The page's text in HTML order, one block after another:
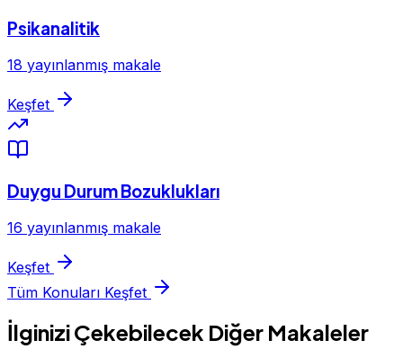
Psikanalitik
18 yayınlanmış makale
Keşfet
Duygu Durum Bozuklukları
16 yayınlanmış makale
Keşfet
Tüm Konuları Keşfet
İlginizi Çekebilecek Diğer Makaleler